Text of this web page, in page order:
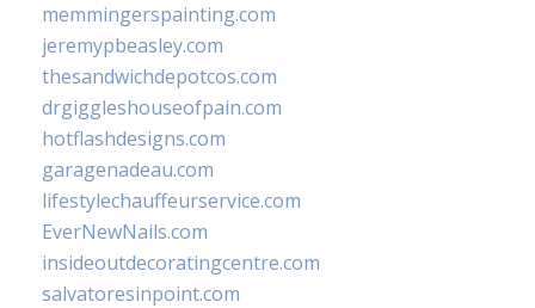
memmingerspainting.com
jeremypbeasley.com
thesandwichdepotcos.com
drgiggleshouseofpain.com
hotflashdesigns.com
garagenadeau.com
lifestylechauffeurservice.com
EverNewNails.com
insideoutdecoratingcentre.com
salvatoresinpoint.com